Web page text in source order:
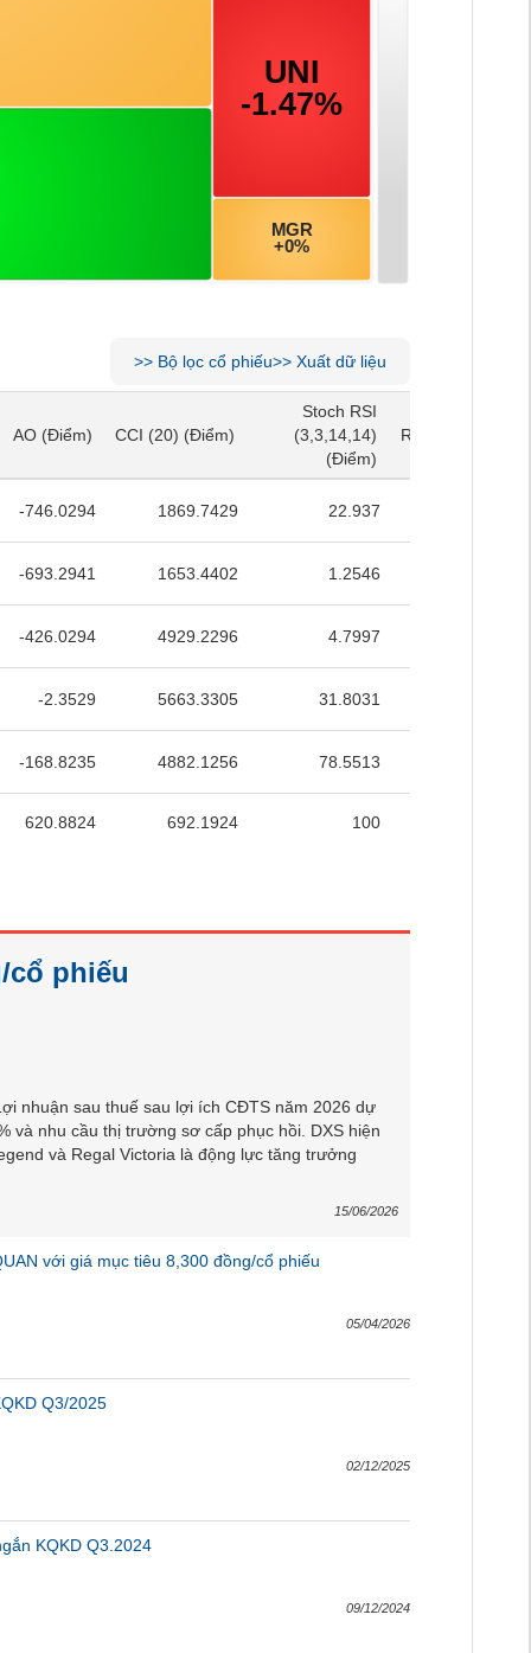
>> Bộ lọc cổ phiếu>> Xuất dữ liệu
AO (Điểm) CCI (20) (Điểm)
Stoch RSI
(3,3,14,14)
(Điểm)
RSI (14)
AO (Điểm) CCI (20) (Điểm)
Stoch RSI
(3,3,14,14)
(Điểm)
RSI (14)
-746.0294 1869.7429 22.937
-693.2941 1653.4402 1.2546
-426.0294 4929.2296 4.7997
-2.3529 5663.3305 31.8031
-168.8235 4882.1256 78.5513
620.8824 692.1924 100
cổ phiếu
nhuận sau thuế sau lợi ích CĐTS năm 2026 dự
và nhu cầu thị trường sơ cấp phục hồi. DXS hiện
và Regal Victoria là động lực tăng trưởng
15/06/2026
với giá mục tiêu 8,300 đồng/cổ phiếu
05/04/2026
Q3/2025
02/12/2025
KQKD Q3.2024
09/12/2024